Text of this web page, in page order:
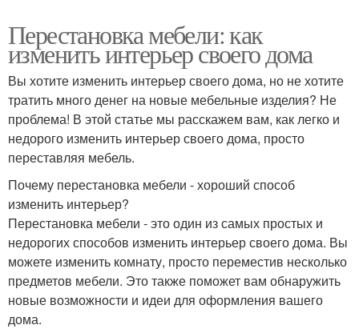
Перестановка мебели: как
изменить интерьер своего дома
Вы хотите изменить интерьер своего дома, но не хотите
тратить много денег на новые мебельные изделия? Не
проблема! В этой статье мы расскажем вам, как легко и
недорого изменить интерьер своего дома, просто
переставляя мебель.
Почему перестановка мебели - хороший способ
изменить интерьер?
Перестановка мебели - это один из самых простых и
недорогих способов изменить интерьер своего дома. Вы
можете изменить комнату, просто переместив несколько
предметов мебели. Это также поможет вам обнаружить
новые возможности и идеи для оформления вашего
дома.